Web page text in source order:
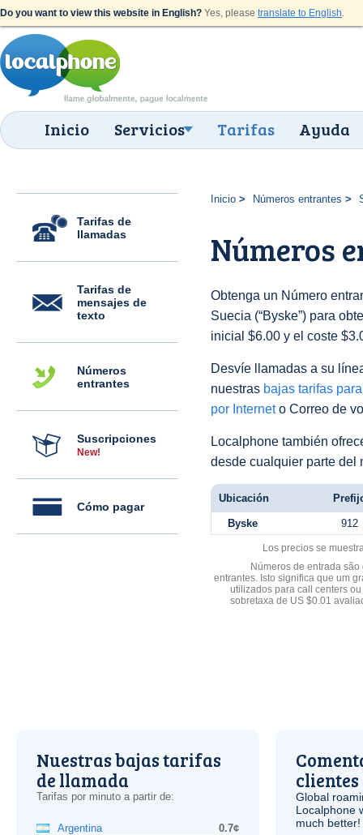
Do you want to view this website in English? Yes, please translate to English.
Inicio Servicios Tarifas Ayuda
Tarifas de
llamadas
Tarifas de
mensajes de
texto
Números
entrantes
Suscripciones
New!
Cómo pagar
Inicio Números entrantes
Números
Obtenga un Número
Suecia (“Byske”) para
inicial $6.00 y el coste
Desvíe llamadas a su
nuestras bajas tarifas
por Interneto Correo de
Localphone también
desde cualquier parte del
Ubicación
Byske 912
Los precios se
Números de entrada
entrantes. Isto significa que um
utilizados para call centers
sobretaxa de US $0.01
Nuestras bajas tarifas
de llamada
Tarifas por minuto a partir de:
Argentina
0.7¢
clientes
Global
Localphone
much better!